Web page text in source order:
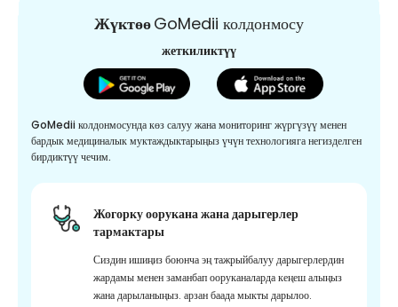
ЖүктөөGoMedii колдонмосу
жеткиликтүү
GoMedii колдонмосунда көз салуу жана мониторинг жүргүзүү менен
бардык медициналык муктаждыктарыңыз үчүн технологияга негизделген
бирдиктүү чечим.
Жогорку оорукана жана дарыгерлер
тармактары
Сиздин ишиңиз боюнча эң тажрыйбалуу дарыгерлердин
жардамы менен заманбап ооруканаларда кеңеш алыңыз
жана дарыланыңыз. арзан баада мыкты дарылоо.